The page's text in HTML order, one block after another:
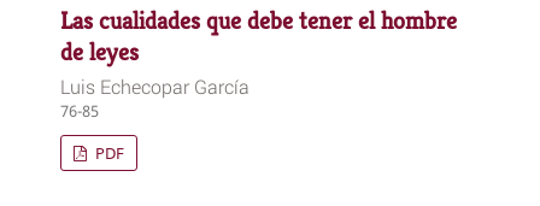
Las cualidades que debe tener el hombre
de leyes
Luis Echecopar García
76-85
PDF